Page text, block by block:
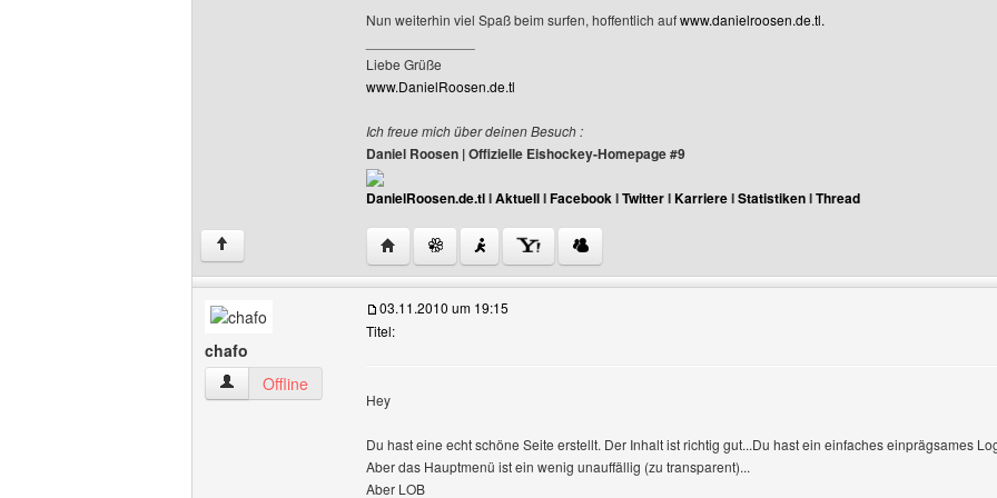
Nun weiterhin viel Spaß beim surfen, hoffentlich aufwww.danielroosen.de.tl.
Liebe Grüße
www.DanielRoosen.de.tl
Ich freue mich über deinen Besuch :
Daniel Roosen | Offizielle Eishockey-Homepage #9
DanielRoosen.de.tlIAktuellIFacebookITwitterIKarriereIStatistikenIThread
↑ Website dieses Benutzers besuchen: danielroosen
chafo
chafo Benutzer-Profile anzeigen
Offline
03.11.2010 um 19:15
Titel:
Hey
Du hast eine echt schöne Seite erstellt. Der Inhalt ist richtig gut...Du hast ein einfaches einprägsames
Aber das Hauptmenü ist ein wenig unauffällig (zu transparent)...
Aber LOB